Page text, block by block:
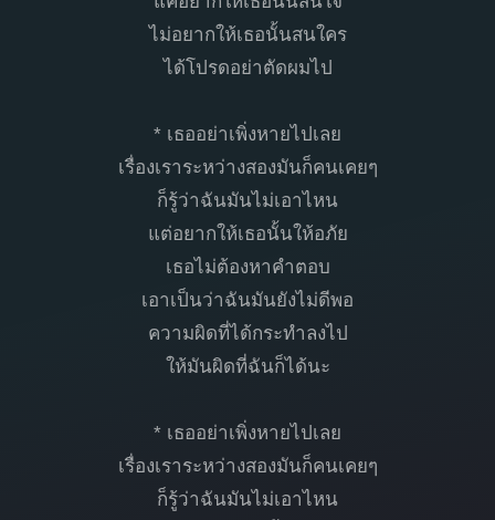
ไม่อยากให้เธอนั้นสนใคร
ได้โปรดอย่าตัดผมไป
* เธออย่าเพิ่งหายไปเลย
เรื่องเราระหว่างสองมันก็คนเคยๆ
ก็รู้ว่าฉันมันไม่เอาไหน
แต่อยากให้เธอนั้นให้อภัย
เธอไม่ต้องหาคำตอบ
เอาเป็นว่าฉันมันยังไม่ดีพอ
ความผิดที่ได้กระทำลงไป
ให้มันผิดที่ฉันก็ได้นะ
* เธออย่าเพิ่งหายไปเลย
เรื่องเราระหว่างสองมันก็คนเคยๆ
ก็รู้ว่าฉันมันไม่เอาไหน